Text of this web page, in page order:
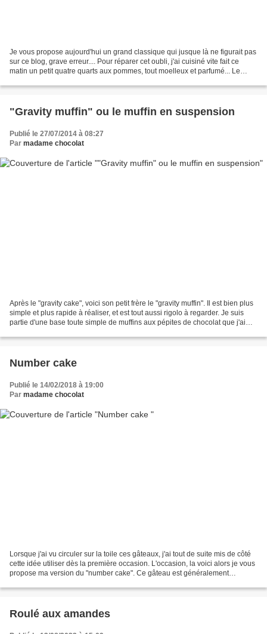
Je vous propose aujourd'hui un grand classique qui jusque là ne figurait pas
sur ce blog, grave erreur.... Pour réparer cet oubli, j'ai cuisiné vite fait ce
matin un petit quatre quarts aux pommes, tout moelleux et parfumé... Le
"Gravity muffin" ou le muffin en suspension
Publié le 27/07/2014 à 08:27
Par madame chocolat
Après le "gravity cake", voici son petit frère le "gravity muffin". Il est bien plus
simple et plus rapide à réaliser, et est tout aussi rigolo à regarder. Je suis
partie d'une base toute simple de muffins aux pépites de chocolat que j'ai
Number cake
Publié le 14/02/2018 à 19:00
Par madame chocolat
Lorsque j'ai vu circuler sur la toile ces gâteaux, j'ai tout de suite mis de côté
cette idée utiliser dès la première occasion. L'occasion, la voici alors je vous
propose ma version du "number cake". Ce gâteau est généralement
Roulé aux amandes